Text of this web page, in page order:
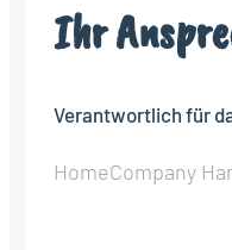
Ihr
Verantwortlich für
HomeCompany